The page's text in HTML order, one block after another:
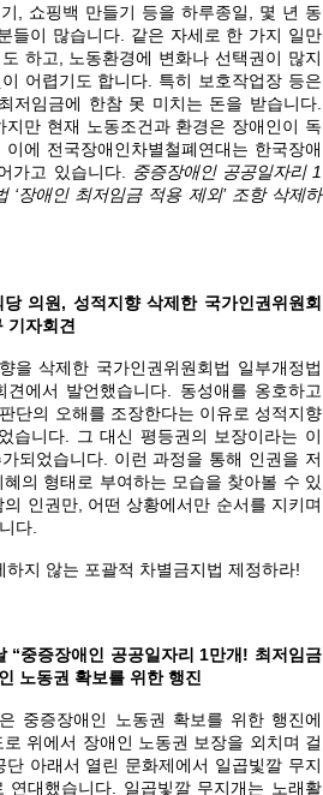
, 쇼핑백 만들기 등을 하루종일, 몇 년 동
들이 많습니다. 같은 자세로 한 가지 일만
하고, 노동환경에 변화나 선택권이 많지
어렵기도 합니다. 특히 보호작업장 등은
저임금에 한참 못 미치는 돈을 받습니다.
지만 현재 노동조건과 환경은 장애인이 독
에 전국장애인차별철폐연대는 한국장애
가고 있습니다.
중증장애인 공공일자리 1
‘장애인 최저임금 적용 제외’ 조항 삭제하
의원, 성적지향 삭제한 국가인권위원회
기자회견
을 삭제한 국가인권위원회법 일부개정법
에서 발언했습니다. 동성애를 옹호하고
단의 오해를 조장한다는 이유로 성적지향
습니다. 그 대신 평등권의 보장이라는 이
되었습니다. 이런 과정을 통해 인권을 저
의 형태로 부여하는 모습을 찾아볼 수 있
인권만, 어떤 상황에서만 순서를 지키며
다.
지 않는 포괄적 차별금지법 제정하라!
“중증장애인 공공일자리 1만개! 최저임금
노동권 확보를 위한 행진
중증장애인 노동권 확보를 위한 행진에
위에서 장애인 노동권 보장을 외치며 걸
아래서 열린 문화제에서 일곱빛깔 무지
연대했습니다. 일곱빛깔 무지개는 노래활